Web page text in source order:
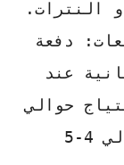
النترات.
دفعة
عند
حوالي
120 وحدة أزوت للفدان (حوالي 4-5